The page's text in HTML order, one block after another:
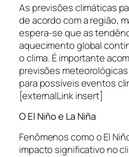
As previsões climáticas
de acordo com a região,
espera-se que as
aquecimento global
o clima. É importante
previsões
para possíveis eventos
[externalLink insert]
O El Niño e La Niña
Fenômenos como o El
impacto significativo no